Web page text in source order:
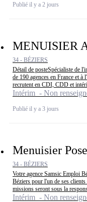
Publié il y a 2 jours
MENUISIER
34 - BÉZIERS
Détail de posteSpécialiste de
de 190 agences en France et
recrutent en CDI, CDD et
Intérim - Non
Publié il y a 3 jours
Menuisier
34 - BÉZIERS
Votre agence Samsic Emploi
Béziers pour l'un de ses
missions seront sous la
Intérim - Non